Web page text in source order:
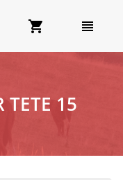
shopping_cart view_headline
TETE 15